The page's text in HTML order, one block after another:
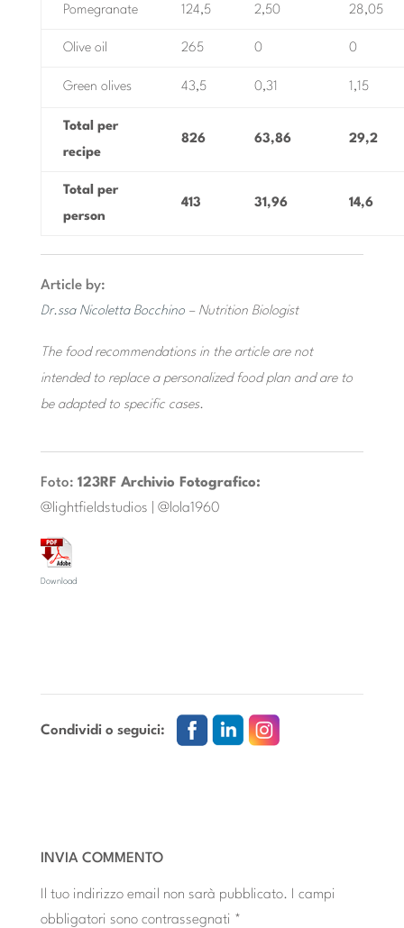
Pomegranate 124,5 2,50 28,05
Olive oil 265 0 0
Green olives 43,5 0,31 1,15
Total per
recipe
826 63,86 29,2
Total per
person
413 31,96 14,6
Article by:
Dr.ssa Nicoletta Bocchino– Nutrition Biologist
The food recommendations in the article are not
intended to replace a personalized food plan and are to
be adapted to specific cases.
Foto: 123RF Archivio Fotografico:
@lightfieldstudios | @lola1960
Download
Condividi o seguici:
INVIA COMMENTO
Il tuo indirizzo email non sarà pubblicato.
I campi
obbligatori sono contrassegnati *